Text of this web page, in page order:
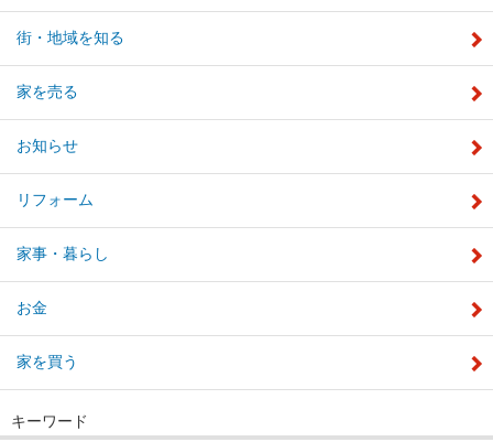
街・地域を知る
家を売る
お知らせ
リフォーム
家事・暮らし
お金
家を買う
キーワード